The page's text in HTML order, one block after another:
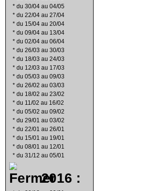
* du 30/04 au 04/05
* du 22/04 au 27/04
* du 15/04 au 20/04
* du 09/04 au 13/04
* du 02/04 au 06/04
* du 26/03 au 30/03
* du 18/03 au 24/03
* du 12/03 au 17/03
* du 05/03 au 09/03
* du 26/02 au 03/03
* du 18/02 au 23/02
* du 11/02 au 16/02
* du 05/02 au 09/02
* du 29/01 au 03/02
* du 22/01 au 26/01
* du 15/01 au 19/01
* du 08/01 au 12/01
* du 31/12 au 05/01
2016 :